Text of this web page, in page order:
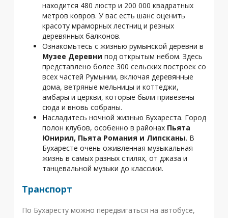
находится 480 люстр и 200 000 квадратных
метров ковров. У вас есть шанс оценить
красоту мраморных лестниц и резных
деревянных балконов.
Ознакомьтесь с жизнью румынской деревни в
Музее Деревни под открытым небом. Здесь
представлено более 300 сельских построек со
всех частей Румынии, включая деревянные
дома, ветряные мельницы и коттеджи,
амбары и церкви, которые были привезены
сюда и вновь собраны.
Насладитесь ночной жизнью Бухареста. Город
полон клубов, особенно в районах Пьята
Юнирил, Пьята Романия и Липсканы. В
Бухаресте очень оживленная музыкальная
жизнь в самых разных стилях, от джаза и
танцевальной музыки до классики.
Транспорт
По Бухаресту можно передвигаться на автобусе,